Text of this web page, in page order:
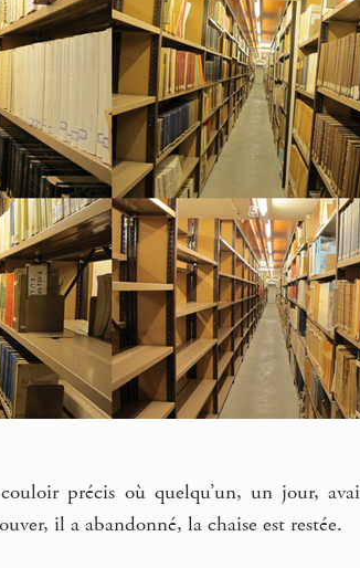
précis où quelqu’un, un jour,
il a abandonné, la chaise est restée.